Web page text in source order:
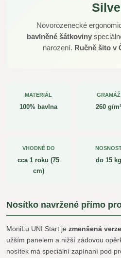
Novorozenecké
bavlněné šátkoviny
narození. Ručně šito v
MATERIÁL
100% bavlna
GRAMÁŽ
260 g/m²
VHODNÉ DO
cca 1 roku (75
cm)
do 15 kg
Nosítko navržené přímo
MoniLu UNI Start jezmenšená
užším panelem a nižší zádovou
nosítek má speciální zapínaní pod